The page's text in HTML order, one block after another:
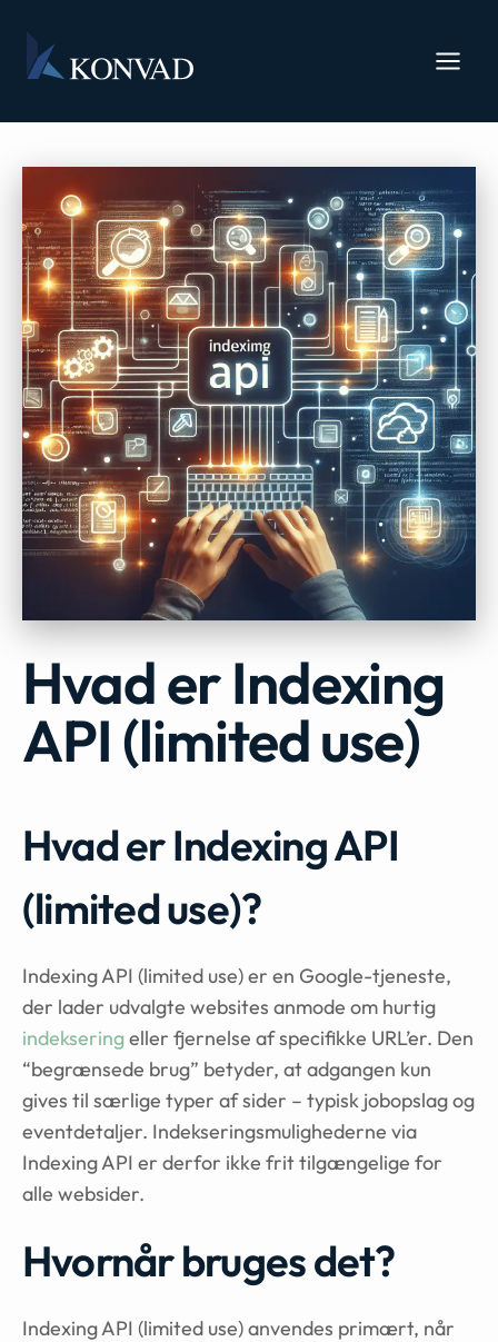
Hvad er Indexing
API (limited use)
Hvad er Indexing API
(limited use)?
Indexing API (limited use) er en Google-tjeneste,
der lader udvalgte websites anmode om hurtig
indekseringeller fjernelse af specifikke URL’er. Den
“begrænsede brug” betyder, at adgangen kun
gives til særlige typer af sider – typisk jobopslag og
eventdetaljer. Indekseringsmulighederne via
Indexing API er derfor ikke frit tilgængelige for
alle websider.
Hvornår bruges det?
Indexing API (limited use) anvendes primært, når